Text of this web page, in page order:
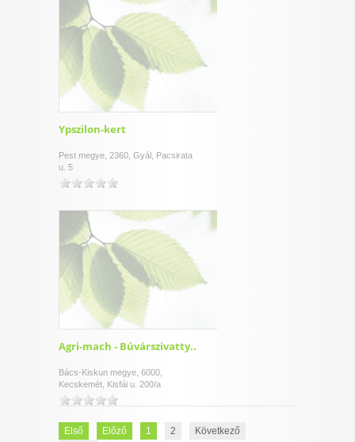
Ypszilon-kert
Pest megye, 2360, Gyál, Pacsirata
u. 5
Agri-mach - Búvárszivatty..
Bács-Kiskun megye, 6000,
Kecskemét, Kisfái u. 200/a
Első Előző 1 2
Következő